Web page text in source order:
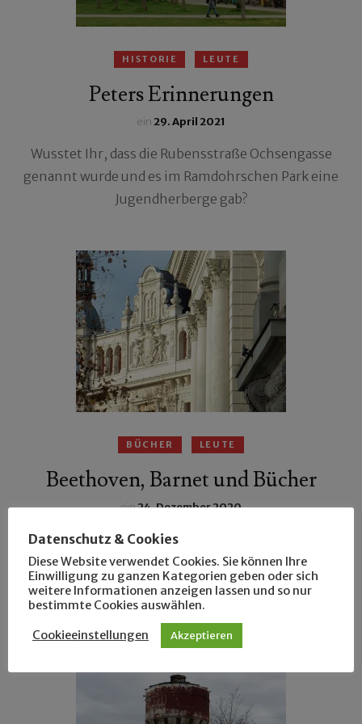
HISTORIE LEUTE
Peters Erinnerungen
ein29. April 2021
Wusstet Ihr, dass die Rubensstraße Ochsengasse
genannt wurde und es im Ramdohrschen Park eine
Jugendherberge gab?
BÜCHER LEUTE
Beethoven, Barnet und Bücher
ein24. Dezember 2020
Über eine Zeitschrift von 1927 kamen wir auf
Beethoven (samt Straße und Brücke), den Stabwalt
Barnet Licht und eine Bücherstube im Leipziger
Osten.
Datenschutz & Cookies
Diese Website verwendet Cookies. Sie können Ihre
Einwilligung zu ganzen Kategorien geben oder sich
weitere Informationen anzeigen lassen und so nur
bestimmte Cookies auswählen.
Cookieeinstellungen Akzeptieren